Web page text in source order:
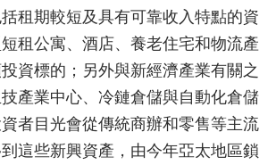
租期較短及具有可靠收入特點的資
租公寓、酒店、養老住宅和物流產
資標的；另外與新經濟產業有關之
產業中心、冷鏈倉儲與自動化倉儲
者目光會從傳統商辦和零售等主流
這些新興資產，由今年亞太地區鎖